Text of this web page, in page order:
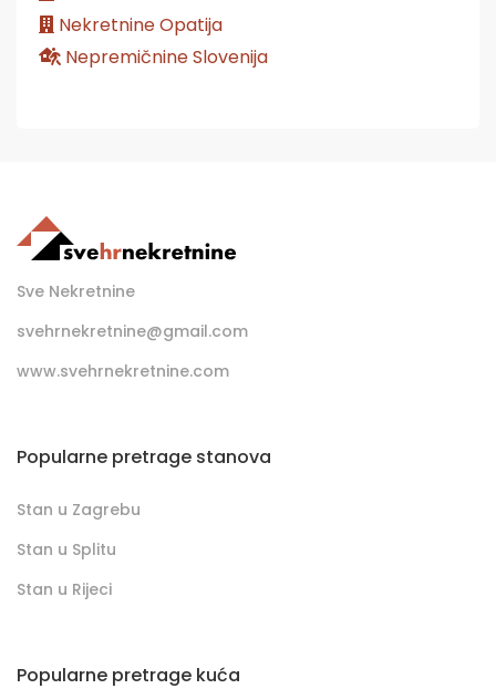
Nekretnine Opatija
Nepremičnine Slovenija
Sve Nekretnine
svehrnekretnine@gmail.com
www.svehrnekretnine.com
Popularne pretrage stanova
Stan u Zagrebu
Stan u Splitu
Stan u Rijeci
Popularne pretrage kuća